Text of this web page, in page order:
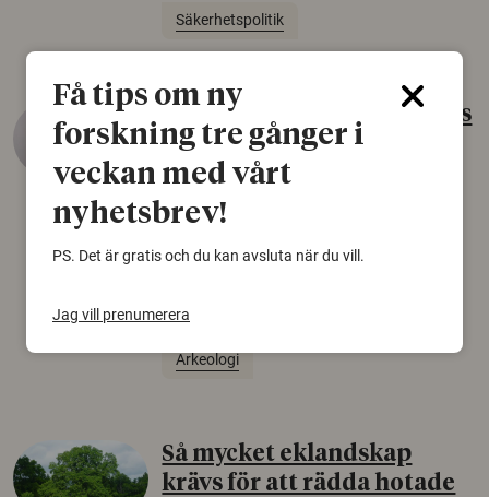
Säkerhetspolitik
Gammalt skinn var Sveriges
äldsta sko
22 juni 2026
Det som arkeologer länge trodde var en
Norden.
Arkeologi
Så mycket eklandskap
krävs för att rädda hotade
Få tips om ny
forskning tre gånger i
veckan med vårt
nyhetsbrev!
PS. Det är gratis och du kan avsluta när du vill.
Jag vill prenumerera